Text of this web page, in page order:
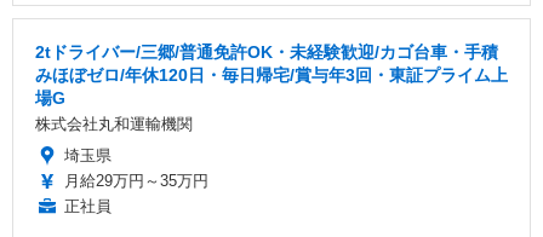
2tドライバー/三郷/普通免許OK・未経験歓迎/カゴ台車・手積
みほぼゼロ/年休120日・毎日帰宅/賞与年3回・東証プライム上
場G
株式会社丸和運輸機関
埼玉県
月給29万円～35万円
正社員